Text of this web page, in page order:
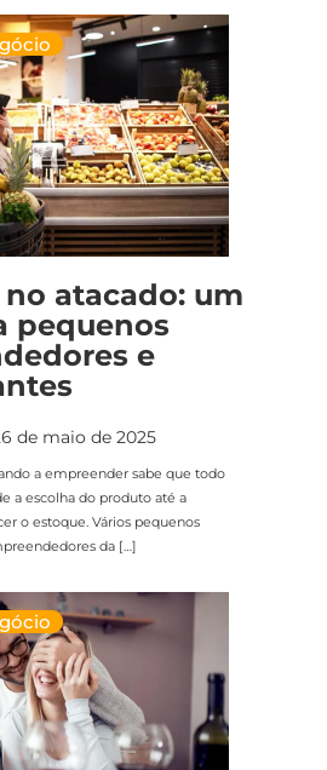
atacado: um
pequenos
e
de maio de 2025
a empreender sabe que todo
a escolha do produto até a
o estoque. Vários pequenos
da […]